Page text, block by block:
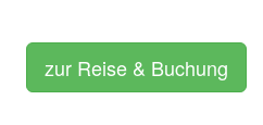
zur Reise & Buchung